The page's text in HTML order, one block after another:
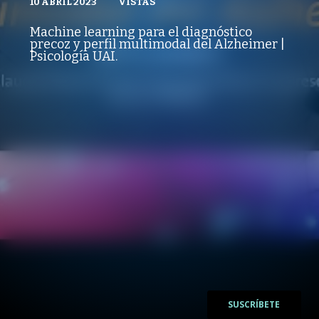
REPRODUCCIONES
VISTAS
Machine learning para el diagnóstico
precoz y perfil multimodal del Alzheimer |
Psicología UAI.
SUSCRÍBETE
VISTAS